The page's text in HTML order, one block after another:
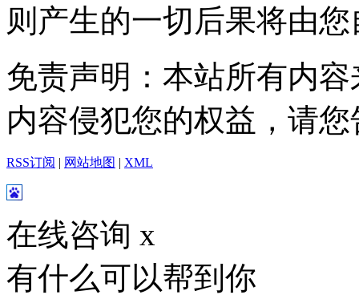
则产生的一切后果将由
免责声明：本站所有内
内容侵犯您的权益，请
RSS订阅 | 网站地图 | XML
在线咨询 x
有什么可以帮到你